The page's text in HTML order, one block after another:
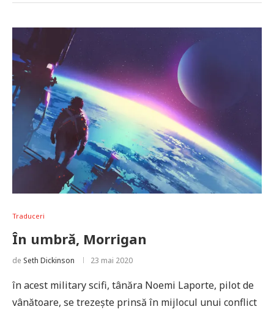
Traduceri
În umbră, Morrigan
de Seth Dickinson 23 mai 2020
în acest military scifi, tânăra Noemi Laporte, pilot de
vânătoare, se trezește prinsă în mijlocul unui conflict